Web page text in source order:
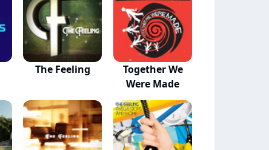
The Feeling
Together We
Were Made